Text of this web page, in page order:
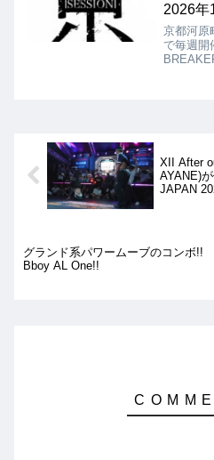
2026年
ル!!
京都河原
で毎週開
XII After
AYANE)
JAPAN
グランド系パワームーブのコンボ!!
Bboy AL One!!